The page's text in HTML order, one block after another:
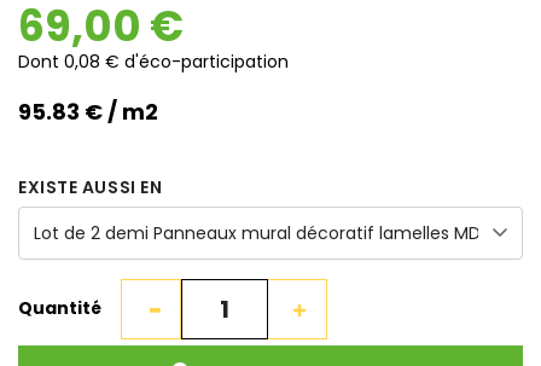
69,00 €
Dont 0,08 € d'éco-participation
95.83 € / m2
EXISTE AUSSI EN
Quantité